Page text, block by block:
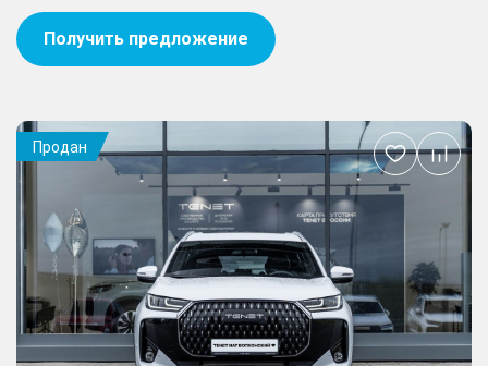
Получить предложение
Продан
Добавить
в
избранное